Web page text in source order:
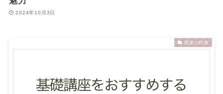
2024年10月3日
講座の特徴